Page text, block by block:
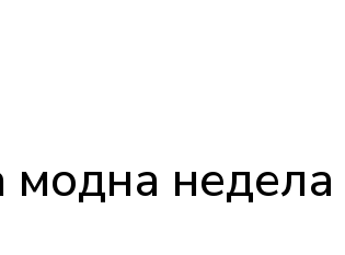
недела